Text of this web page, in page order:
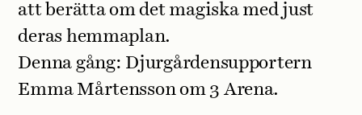
att berätta om det magiska med just
deras hemmaplan.
Denna gång: Djurgårdensupportern
Emma Mårtensson om 3 Arena.